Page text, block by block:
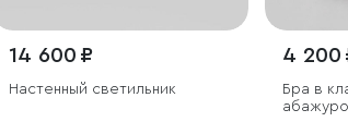
14 600 ₽
Настенный светильник
4 200
Бра в